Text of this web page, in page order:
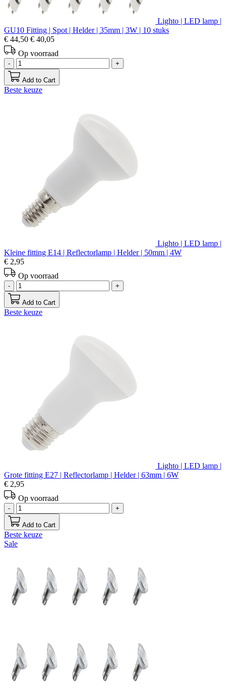
Lighto | LED lamp |
GU10 Fitting | Spot | Helder | 35mm | 3W | 10 stuks
€ 44,50 € 40,05
Op voorraad
- +
Add to Cart
Beste keuze
Lighto | LED lamp |
Kleine fitting E14 | Reflectorlamp | Helder | 50mm | 4W
€ 2,95
Op voorraad
- +
Add to Cart
Beste keuze
Lighto | LED lamp |
Grote fitting E27 | Reflectorlamp | Helder | 63mm | 6W
€ 2,95
Op voorraad
- +
Add to Cart
Beste keuze
Sale